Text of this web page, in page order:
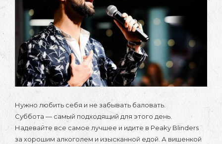
Нужно любить себя и не забывать баловать.
Суббота — самый подходящий для этого день.
Надевайте все самое лучшее и идите в Peaky Blinders
за хорошим алкоголем и изысканной едой. А вишенкой